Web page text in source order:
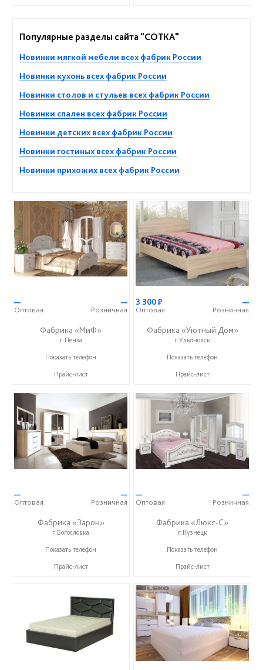
Популярные разделы сайта "СОТКА"
Новинки мягкой мебели всех фабрик России
Новинки кухонь всех фабрик России
Новинки столов и стульев всех фабрик России
Новинки спален всех фабрик России
Новинки детских всех фабрик России
Новинки гостиных всех фабрик России
Новинки прихожих всех фабрик России
—
Оптовая
—
Розничная
Фабрика «МиФ»
г.Пенза
+7 (8412) 20-20-37
Показать телефон
Прайс-лист
3 300Р
Оптовая
—
Розничная
Фабрика «Уютный Дом»
г.Ульяновск
+7 (927) 815-33-33
Показать телефон
Прайс-лист
—
Оптовая
—
Розничная
Фабрика «Зарон»
г.Богословка
+7 (8412) 21-50-66
Показать телефон
Прайс-лист
—
Оптовая
—
Розничная
Фабрика «Люкс-С»
г.Кузнецк
+ 7 (999) 748-11-11
Показать телефон
Прайс-лист